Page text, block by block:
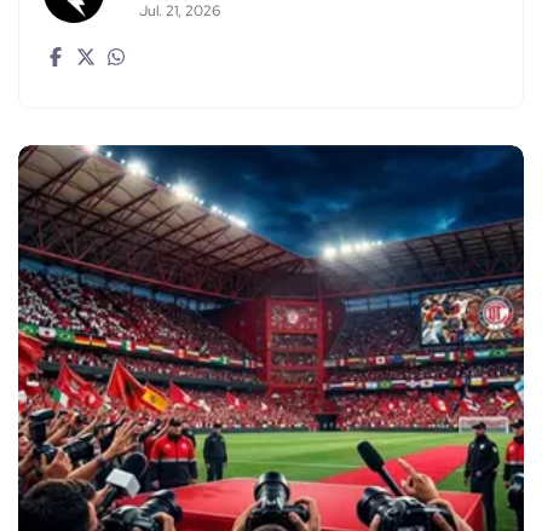
Jul. 21, 2026